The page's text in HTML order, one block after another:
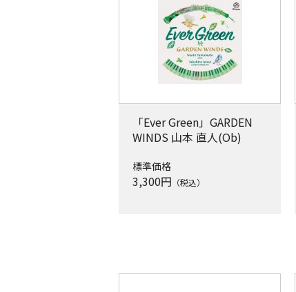
「Ever Green」GARDEN
WINDS 山本 直人(Ob)
標準価格
3,300円 （税込）